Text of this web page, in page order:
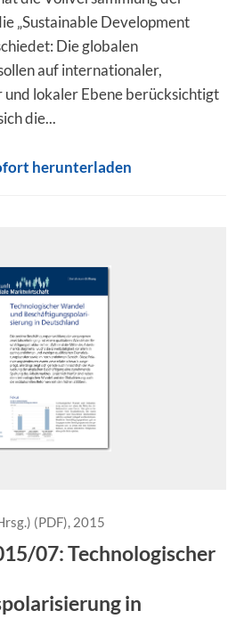
„Sustainable Development
Die globalen
auf internationaler,
lokaler Ebene berücksichtigt
die...
herunterladen
(PDF), 2015
07: Technologischer
in